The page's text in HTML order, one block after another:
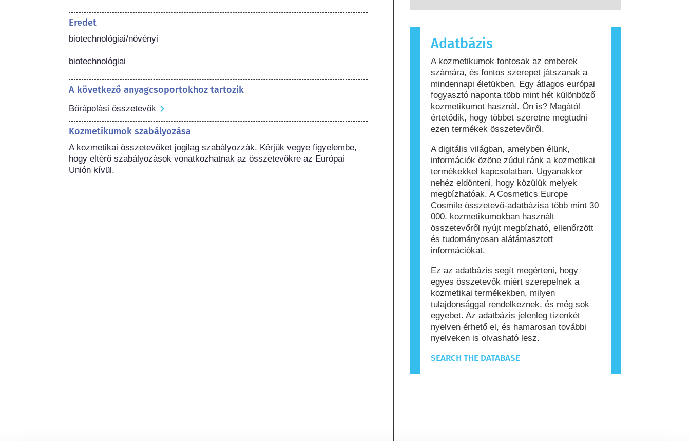
Eredet
biotechnológiai/növényi
biotechnológiai
A következő anyagcsoportokhoz tartozik
Bőrápolási összetevők
Kozmetikumok szabályozása
A kozmetikai összetevőket jogilag szabályozzák. Kérjük vegye figyelembe,
hogy eltérő szabályozások vonatkozhatnak az összetevőkre az Európai
Unión kívül.
ártalmatlanok. Az allergiás reakciót kiváltó
anyagot allergénnek nevezzük. A kozmetikai
és testápolási termékek olyan összetevőket
számára allergiát okozhatnak. Ez nem jelenti
azt, hogy a termék mások számára nem
biztonságos.
Adatbázis
A kozmetikumok fontosak az emberek
számára, és fontos szerepet játszanak a
mindennapi életükben. Egy átlagos európai
fogyasztó naponta több mint hét különböző
kozmetikumot használ. Ön is? Magától
értetődik, hogy többet szeretne megtudni
ezen termékek összetevőiről.
A digitális világban, amelyben élünk,
információk özöne zúdul ránk a kozmetikai
termékekkel kapcsolatban. Ugyanakkor
nehéz eldönteni, hogy közülük melyek
megbízhatóak. A Cosmetics Europe
Cosmile összetevő-adatbázisa több mint 30
000, kozmetikumokban használt
összetevőről nyújt megbízható, ellenőrzött
és tudományosan alátámasztott
információkat.
Ez az adatbázis segít megérteni, hogy
egyes összetevők miért szerepelnek a
kozmetikai termékekben, milyen
tulajdonsággal rendelkeznek, és még sok
egyebet. Az adatbázis jelenleg tizenkét
nyelven érhető el, és hamarosan további
nyelveken is olvasható lesz.
SEARCH THE DATABASE